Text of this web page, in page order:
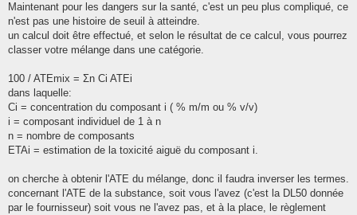
Maintenant pour les dangers sur la santé, c'est un peu plus compliqué, ce
n'est pas une histoire de seuil à atteindre.
un calcul doit être effectué, et selon le résultat de ce calcul, vous pourrez
classer votre mélange dans une catégorie.
100 / ATEmix = Σn Ci ATEi
dans laquelle:
Ci = concentration du composant i ( % m/m ou % v/v)
i = composant individuel de 1 à n
n = nombre de composants
ETAi = estimation de la toxicité aiguë du composant i.
on cherche à obtenir l'ATE du mélange, donc il faudra inverser les termes.
concernant l'ATE de la substance, soit vous l'avez (c'est la DL50 donnée
par le fournisseur) soit vous ne l'avez pas, et à la place, le règlement